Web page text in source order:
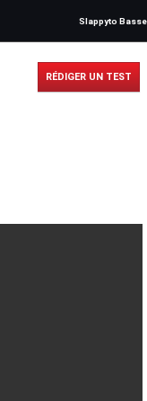
Slappyto Basse
RÉDIGER UN TEST